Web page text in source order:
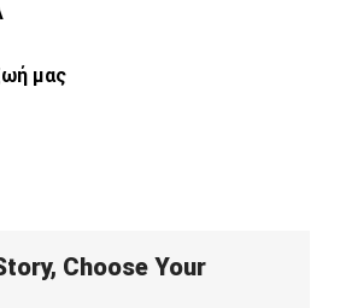
μας
Choose Your